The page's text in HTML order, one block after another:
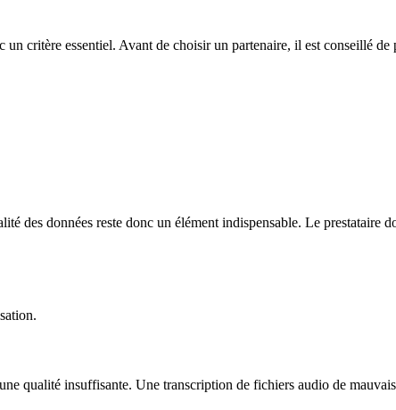
critère essentiel. Avant de choisir un partenaire, il est conseillé de
des données reste donc un élément indispensable. Le prestataire
qualité insuffisante. Une transcription de fichiers audio de